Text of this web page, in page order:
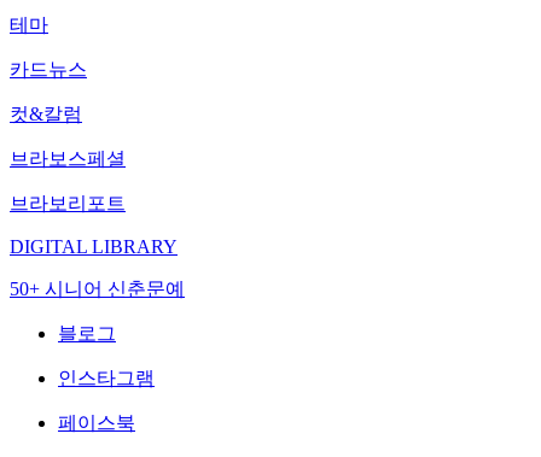
테마
카드뉴스
컷&칼럼
브라보스페셜
브라보리포트
DIGITAL LIBRARY
50+ 시니어 신춘문예
블로그
인스타그램
페이스북